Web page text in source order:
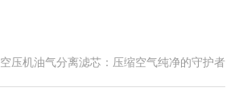
空压机油气分离滤芯：压缩空气纯净的守护者